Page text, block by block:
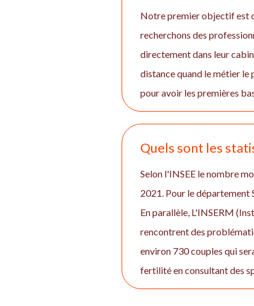
Notre premier objectif est
recherchons des
directement dans leur
distance quand le métier
pour avoir les premières
Quels sont les
Selon l'INSEE le nombre
2021. Pour le département
En parallèle, L'INSERM
rencontrent des
environ 730 couples qui
fertilité en consultant des